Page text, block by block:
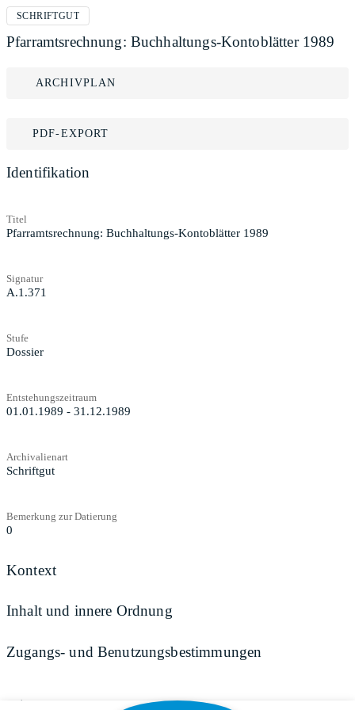
SCHRIFTGUT
Pfarramtsrechnung: Buchhaltungs-Kontoblätter 1989
ARCHIVPLAN
PDF-EXPORT
Identifikation
Titel
Pfarramtsrechnung: Buchhaltungs-Kontoblätter 1989
Signatur
A.1.371
Stufe
Dossier
Entstehungszeitraum
01.01.1989 - 31.12.1989
Archivalienart
Schriftgut
Bemerkung zur Datierung
0
Kontext
Inhalt und innere Ordnung
Zugangs- und Benutzungsbestimmungen
Teilen